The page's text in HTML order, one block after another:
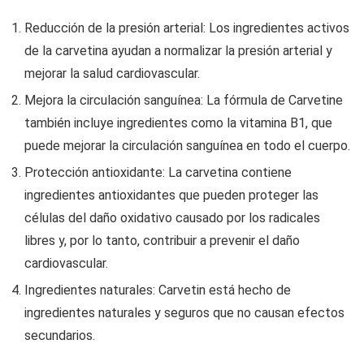
Reducción de la presión arterial: Los ingredientes activos
de la carvetina ayudan a normalizar la presión arterial y
mejorar la salud cardiovascular.
Mejora la circulación sanguínea: La fórmula de Carvetine
también incluye ingredientes como la vitamina B1, que
puede mejorar la circulación sanguínea en todo el cuerpo.
Protección antioxidante: La carvetina contiene
ingredientes antioxidantes que pueden proteger las
células del daño oxidativo causado por los radicales
libres y, por lo tanto, contribuir a prevenir el daño
cardiovascular.
Ingredientes naturales: Carvetin está hecho de
ingredientes naturales y seguros que no causan efectos
secundarios.